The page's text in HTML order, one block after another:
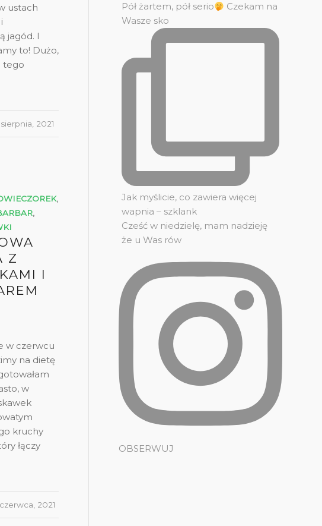
ustach
jagód. I
to! Dużo,
tego
2021
,
,
Z
I
w czerwcu
na dietę
w
kruchy
łączy
2021
Pół żartem, pół serio
Czekam na
Wasze sko
Jak myślicie, co zawiera więcej
wapnia – szklank
Cześć w niedzielę, mam nadzieję
że u Was rów
OBSERWUJ